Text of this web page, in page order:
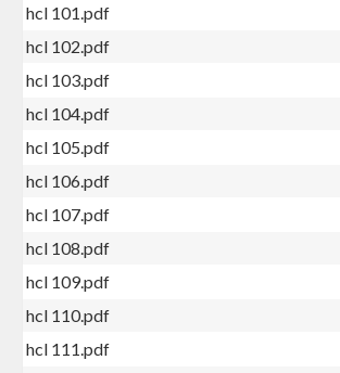
hcl 101.pdf
hcl 102.pdf
hcl 103.pdf
hcl 104.pdf
hcl 105.pdf
hcl 106.pdf
hcl 107.pdf
hcl 108.pdf
hcl 109.pdf
hcl 110.pdf
hcl 111.pdf